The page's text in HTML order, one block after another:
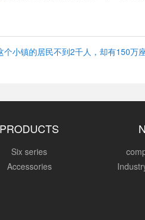
个小镇的居民不到2千人，却有150万
PRODUCTS
Six series
Accessories